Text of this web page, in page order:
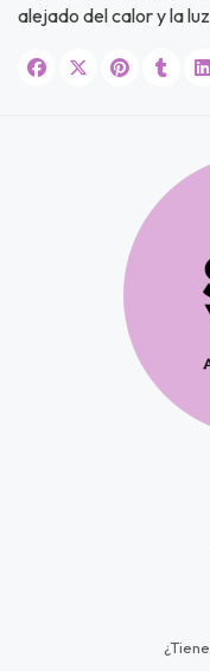
premios
alejado del calor y la